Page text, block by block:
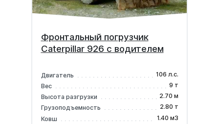
Фронтальный погрузчик
Caterpillar 926 с водителем
Двигатель
106 л.с.
Вес
9 т
Высота разгрузки
2.70 м
Грузоподъемность
2.80 т
Ковш
1.40 м3